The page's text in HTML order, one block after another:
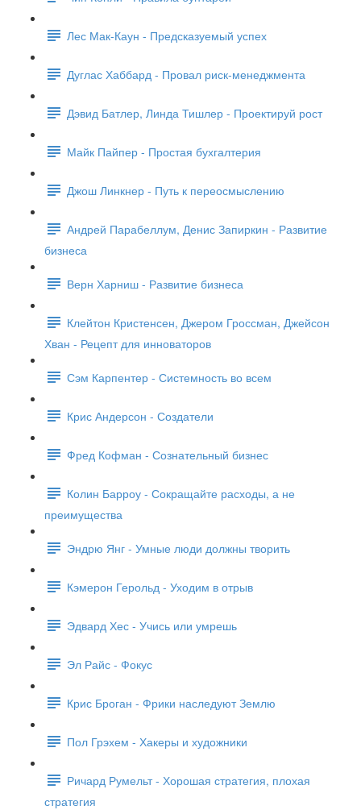
Лес Мак-Каун - Предсказуемый успех
Дуглас Хаббард - Провал риск-менеджмента
Дэвид Батлер, Линда Тишлер - Проектируй рост
Майк Пайпер - Простая бухгалтерия
Джош Линкнер - Путь к переосмыслению
Андрей Парабеллум, Денис Запиркин - Развитие
бизнеса
Верн Харниш - Развитие бизнеса
Клейтон Кристенсен, Джером Гроссман, Джейсон
Хван - Рецепт для инноваторов
Сэм Карпентер - Системность во всем
Крис Андерсон - Создатели
Фред Кофман - Сознательный бизнес
Колин Барроу - Сокращайте расходы, а не
преимущества
Эндрю Янг - Умные люди должны творить
Кэмерон Герольд - Уходим в отрыв
Эдвард Хес - Учись или умрешь
Эл Райс - Фокус
Крис Броган - Фрики наследуют Землю
Пол Грэхем - Хакеры и художники
Ричард Румельт - Хорошая стратегия, плохая
стратегия